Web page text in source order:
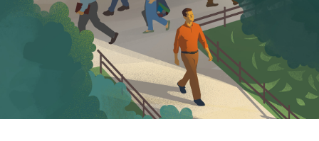
え
る
で
開
く）